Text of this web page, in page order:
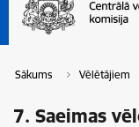
Sākums Vēlētājiem
7. Saeimas